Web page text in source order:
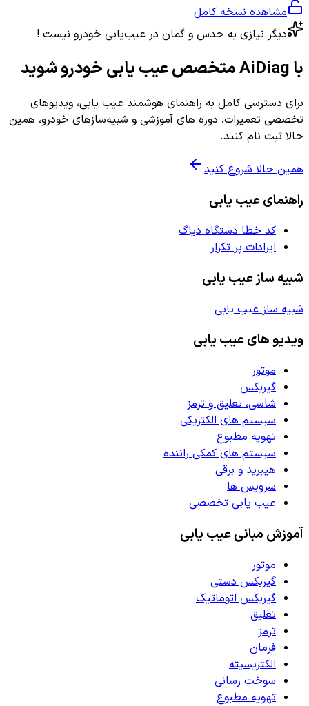
مشاهده نسخه کامل
دیگر نیازی به حدس و گمان در عیب‌یابی خودرو نیست !
با AiDiag متخصص عیب یابی خودرو شوید
برای دسترسی کامل به راهنمای هوشمند عیب یابی، ویدیوهای
تخصصی تعمیرات، دوره های آموزشی و شبیه‌سازهای خودرو، همین
حالا ثبت نام کنید.
همین حالا شروع کنید
راهنمای عیب یابی
کد خطا دستگاه دیاگ
ایرادات پر تکرار
شبیه ساز عیب یابی
شبیه ساز عیب یابی
ویدیو های عیب یابی
موتور
گیربکس
شاسی، تعلیق و ترمز
سیستم های الکتریکی
تهویه مطبوع
سیستم های کمکی راننده
هیبرید و برقی
سرویس ها
عیب یابی تخصصی
آموزش مبانی عیب یابی
موتور
گیربکس دستی
گیربکس اتوماتیک
تعلیق
ترمز
فرمان
الکتریسیته
سوخت رسانی
تهویه مطبوع